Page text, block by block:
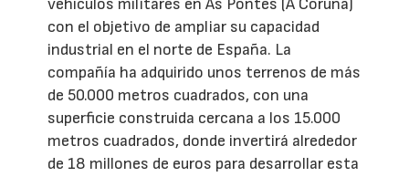
vehículos militares en As Pontes (A Coruña)
con el objetivo de ampliar su capacidad
industrial en el norte de España. La
compañía ha adquirido unos terrenos de más
de 50.000 metros cuadrados, con una
superficie construida cercana a los 15.000
metros cuadrados, donde invertirá alrededor
de 18 millones de euros para desarrollar esta